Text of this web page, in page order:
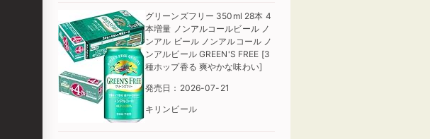
グリーンズフリー 350ml 28本 4
本増量 ノンアルコールビール ノ
ンアル ビール ノンアルコール ノ
ンアルビール GREEN'S FREE [3
種ホップ香る 爽やかな味わい]
発売日：2026-07-21
キリンビール